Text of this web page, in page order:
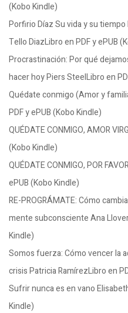
(Kobo Kindle)
Porfirio Díaz Su vida y su
Tello DiazLibro en PDF y ePUB
Procrastinación: Por qué
hacer hoy Piers SteelLibro en
Quédate conmigo (Amor y
PDF y ePUB (Kobo Kindle)
QUÉDATE CONMIGO, AMOR
(Kobo Kindle)
QUÉDATE CONMIGO, POR
ePUB (Kobo Kindle)
RE-PROGRÁMATE: Cómo
mente subconsciente Ana
Kindle)
Somos fuerza: Cómo vencer la
crisis Patricia RamírezLibro en
Sufrir nunca es en vano
Kindle)